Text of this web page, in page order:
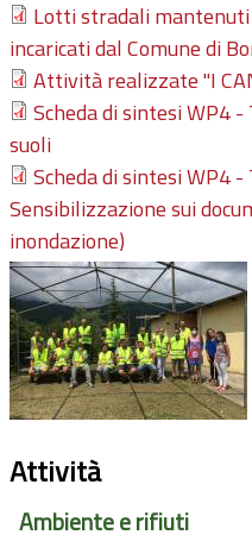
Lotti stradali mantenuti
incaricati dal Comune di
Attività realizzate "I
Scheda di sintesi WP4
suoli
Scheda di sintesi WP4
Sensibilizzazione sui
inondazione)
Attività
Ambiente e rifiuti